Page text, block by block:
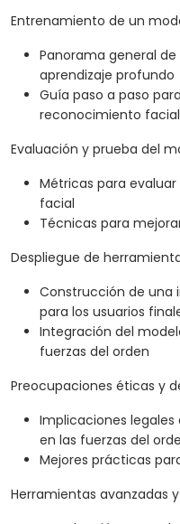
Entrenamiento de un
Panorama general de
aprendizaje profundo
Guía paso a paso
reconocimiento facial
Evaluación y prueba del
Métricas para
facial
Técnicas para
Despliegue de
Construcción de una
para los usuarios
Integración del
fuerzas del orden
Preocupaciones éticas y
Implicaciones
en las fuerzas del
Mejores prácticas
Herramientas avanzadas